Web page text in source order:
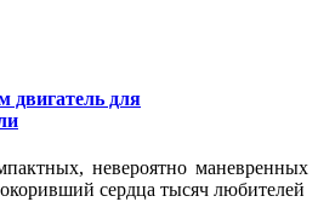
двигатель для
невероятно маневренных
сердца тысяч любителей